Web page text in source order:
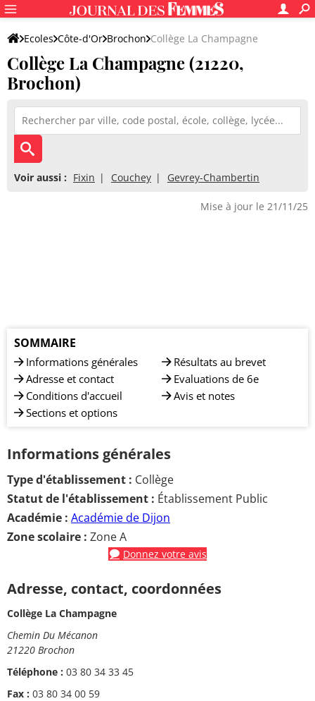
Ecoles Côte-d'Or Brochon Collège La Champagne
Collège La Champagne (21220,
Brochon)
Voir aussi : Fixin Couchey Gevrey-Chambertin
Mise à jour le 21/11/25
SOMMAIRE
Informations générales
Adresse et contact
Conditions d'accueil
Sections et options
Résultats au brevet
Evaluations de 6e
Avis et notes
Informations générales
Type d'établissement : Collège
Statut de l'établissement : Établissement Public
Académie : Académie de Dijon
Zone scolaire : Zone A
Donnez votre avis
Adresse, contact, coordonnées
Collège La Champagne
Chemin Du Mécanon
21220 Brochon
Téléphone : 03 80 34 33 45
Fax : 03 80 34 00 59